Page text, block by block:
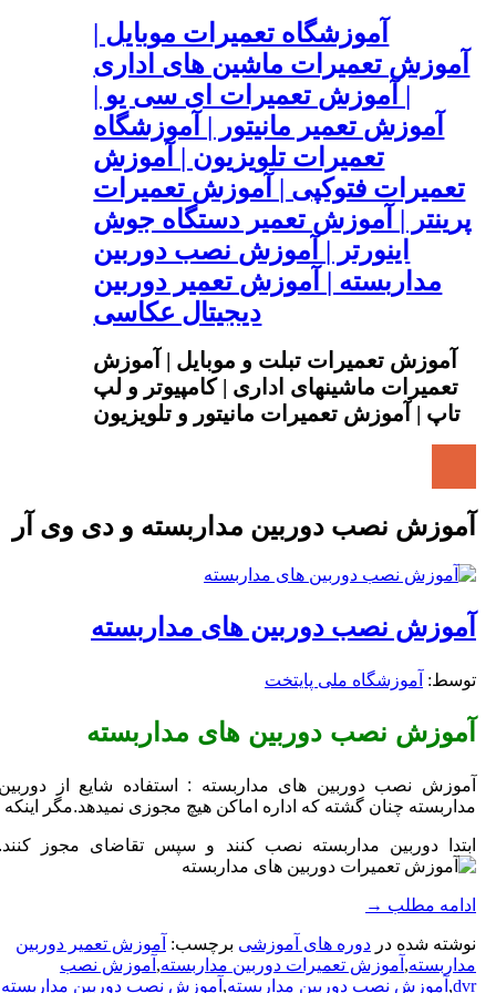
آموزشگاه تعمیرات موبایل |
آموزش تعمیرات ماشین های اداری
| آموزش تعمیرات ای سی یو |
آموزش تعمیر مانیتور | آموزشگاه
تعمیرات تلویزیون | آموزش
تعمیرات فتوکپی | آموزش تعمیرات
پرینتر | آموزش تعمیر دستگاه جوش
اینورتر | آموزش نصب دوربین
مداربسته | آموزش تعمیر دوربین
دیجیتال عکاسی
آموزش تعمیرات تبلت و موبایل | آموزش
تعمیرات ماشینهای اداری | کامپیوتر و لپ
تاپ | آموزش تعمیرات مانیتور و تلویزیون
آموزش نصب دوربین مداربسته و دی وی آر
آموزش نصب دوربین های مداربسته
توسط: ‪آموزشگاه ملی پایتخت
آموزش نصب دوربین های مداربسته
آموزش نصب دوربین های مداربسته : استفاده شایع از دوربین
مداربسته چنان گشته که اداره اماکن هیچ مجوزی نمیدهد.مگر اینکه
ابتدا دوربین مداربسته نصب کنند و سپس تقاضای مجوز کنند.
ادامه مطلب→
نوشته شده دردوره های آموزشی برچسب:آموزش تعمیر دوربین
مداربسته,آموزش تعمیرات دوربین مداربسته,آموزش نصب
dvr
,آموزش نصب دوربین مداربسته,آموزش نصب دوربین مداربسته